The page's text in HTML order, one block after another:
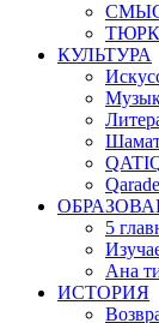
КУЛЬТУРА
5
Ана
ИСТОРИЯ